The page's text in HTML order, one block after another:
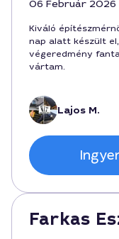
06 Február 2026
Kiváló
nap alatt készült
végeredmény
vártam.
Lajos M.
Farkas